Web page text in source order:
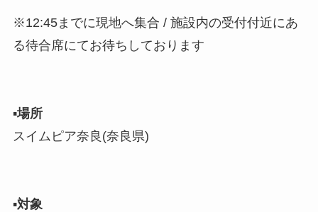
※12:45までに現地へ集合 / 施設内の受付付近にあ
る待合席にてお待ちしております
▪︎場所
スイムピア奈良(奈良県)
▪︎対象